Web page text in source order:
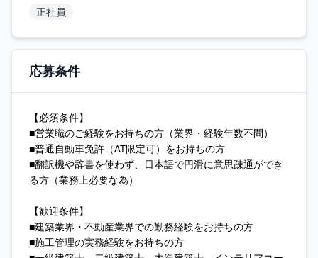
正社員
応募条件
【必須条件】
■営業職のご経験をお持ちの方（業界・経験年数不問）
■普通自動車免許（AT限定可）をお持ちの方
■翻訳機や辞書を使わず、日本語で円滑に意思疎通ができ
る方（業務上必要な為）
【歓迎条件】
■建築業界・不動産業界での勤務経験をお持ちの方
■施工管理の実務経験をお持ちの方